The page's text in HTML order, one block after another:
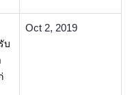
บ
Oct 2, 2019